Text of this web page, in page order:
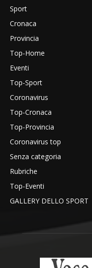
Sport
Cronaca
Provincia
Top-Home
Eventi
Top-Sport
Coronavirus
Top-Cronaca
Top-Provincia
Coronavirus top
Senza categoria
Rubriche
Top-Eventi
GALLERY DELLO SPORT